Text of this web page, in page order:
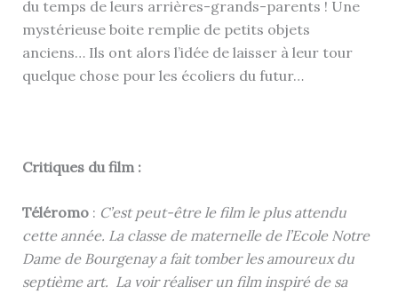
du temps de leurs arrières-grands-parents ! Une
mystérieuse boite remplie de petits objets
anciens… Ils ont alors l’idée de laisser à leur tour
quelque chose pour les écoliers du futur…
Critiques du film :
Téléromo: C’est peut-être le film le plus attendu
cette année. La classe de maternelle de l’Ecole Notre
Dame de Bourgenay a fait tomber les amoureux du
septième art. La voir réaliser un film inspiré de sa